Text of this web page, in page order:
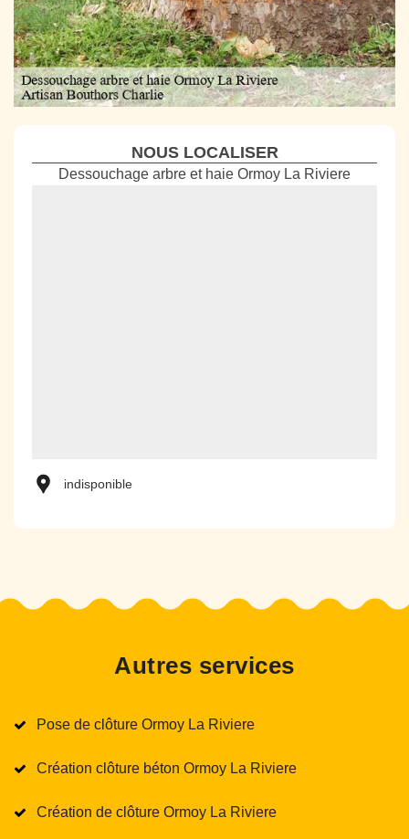
NOUS LOCALISER
Dessouchage arbre et haie Ormoy La Riviere
indisponible
Autres services
Pose de clôture Ormoy La Riviere
Création clôture béton Ormoy La Riviere
Création de clôture Ormoy La Riviere